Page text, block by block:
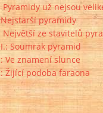
Pyramidy už nejsou
Nejstarší pyramidy
Největší ze stavitelů
Soumrak pyramid
Ve znamení slunce
Žijící podoba faraona